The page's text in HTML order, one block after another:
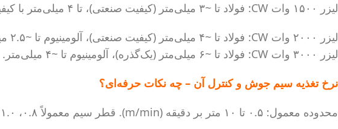
لیزر ۱۵۰۰ وات CW: فولاد تا ~۳ میلی‌متر (کیفیت صنعتی)، تا ۴ میلی‌متر با کیفیت متوسط.
لیزر ۲۰۰۰ وات CW: فولاد تا ~۴ میلی‌متر (کیفیت صنعتی)، آلومینیوم تا ~۲.۵ میلی‌متر (با تنظیمات بهینه).
لیزر ۳۰۰۰ وات CW: فولاد تا ~۶ میلی‌متر (یک‌گذره)، آلومینیوم تا ~۴ میلی‌متر.
نرخ تغذیه سیم جوش و کنترل آن – چه نکات حرفه‌ای؟
محدوده معمول: ۰.۵ تا ۱۰ متر بر دقیقه (m/min). قطر سیم معمولاً ۰.۸، ۱.۰ یا ۱.۲ میلی‌متر.